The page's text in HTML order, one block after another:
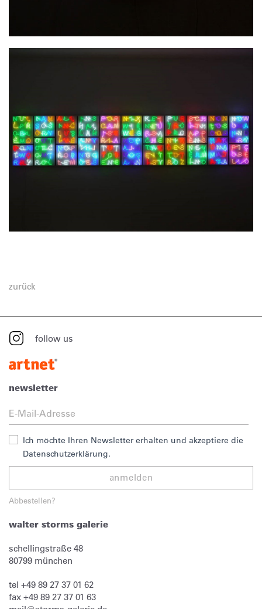
zurück
follow us
newsletter
Ich möchte Ihren Newsletter erhalten und akzeptiere die
Datenschutzerklärung.
anmelden
Abbestellen?
walter storms galerie
schellingstraße 48
80799 münchen
tel +49 89 27 37 01 62
fax +49 89 27 37 01 63